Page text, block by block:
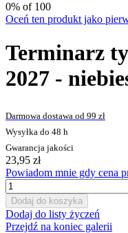
0% of 100
Oceń ten produkt jako
Terminarz
2027 -
Darmowa dostawa od 99 zł
Wysyłka do 48 h
Gwarancja jakości
23,95 zł
Powiadom mnie gdy cena
Dodaj do koszyka
Dodaj do listy życzeń
Przejdź na koniec galerii